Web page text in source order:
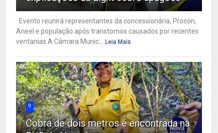
Evento reunirá representantes da concessionária, Procon,
Aneel e população após transtornos causados por recentes
ventanias A Câmara Munic...
Leia Mais
9
Cobra de dois metros é encontrada na